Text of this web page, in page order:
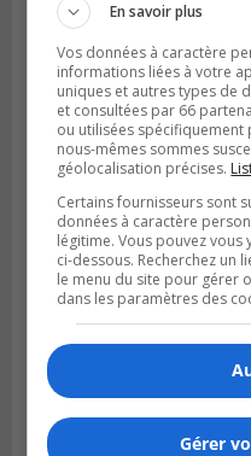
SAINT-BRUNO-DE-
Publié le 26 juillet 2026 à
Saint‑Bruno veut
outils à essence
En savoir plus
Vos données à caractère
informations liées à votre
uniques et autres types de
et consultées par 66
ou utilisées spécifiquement
nous-mêmes sommes
géolocalisation précises.
Certains fournisseurs sont
données à caractère
légitime. Vous pouvez
ci-dessous. Recherchez un
le menu du site pour gérer
dans les paramètres des
Gérer